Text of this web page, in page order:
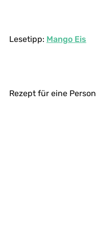
Lesetipp: Mango Eis
Rezept für eine Person